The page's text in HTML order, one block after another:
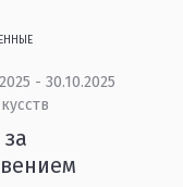
- 30.10.2025